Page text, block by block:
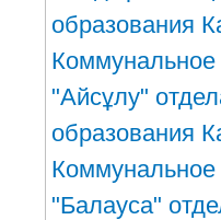
образования
Коммунальное
"Айсұлу"
образования
Коммунальное
"Балауса"